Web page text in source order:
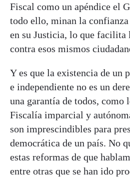
Fiscal como un apéndice el
todo ello, minan la confianza
en su Justicia, lo que facilita
contra esos mismos
Y es que la existencia de un
e independiente no es un
una garantía de todos, como
Fiscalía imparcial y
son imprescindibles para
democrática de un país. No
estas reformas de que
entre otras que se han ido